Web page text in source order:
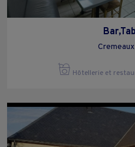
Hôtellerie et